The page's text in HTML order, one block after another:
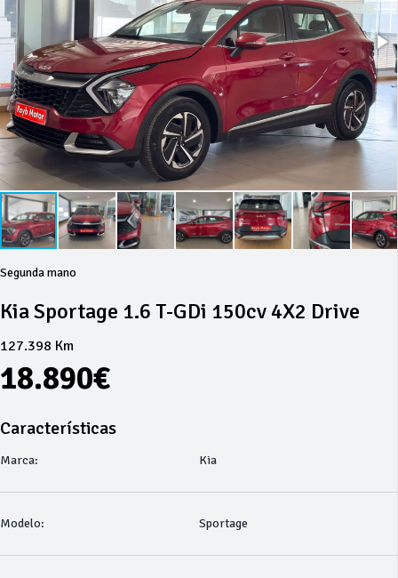
Segunda mano
Kia Sportage 1.6 T-GDi 150cv 4X2 Drive
127.398 Km
18.890€
Características
Marca: Kia
Modelo: Sportage